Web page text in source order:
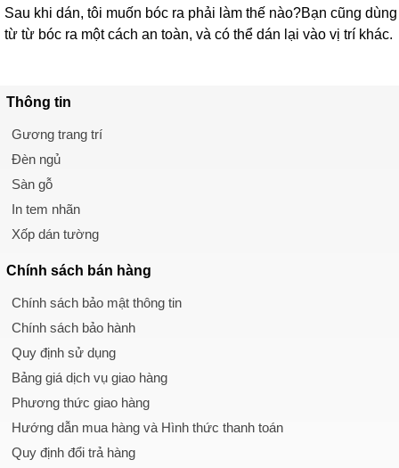
Sau khi dán, tôi muốn bóc ra phải làm thế nào?Bạn cũng
từ từ bóc ra một cách an toàn, và có thể dán lại vào vị trí khác.
Thông tin
Gương trang trí
Đèn ngủ
Sàn gỗ
In tem nhãn
Xốp dán tường
Chính sách bán hàng
Chính sách bảo mật thông tin
Chính sách bảo hành
Quy định sử dụng
Bảng giá dịch vụ giao hàng
Phương thức giao hàng
Hướng dẫn mua hàng và Hình thức thanh toán
Quy định đổi trả hàng